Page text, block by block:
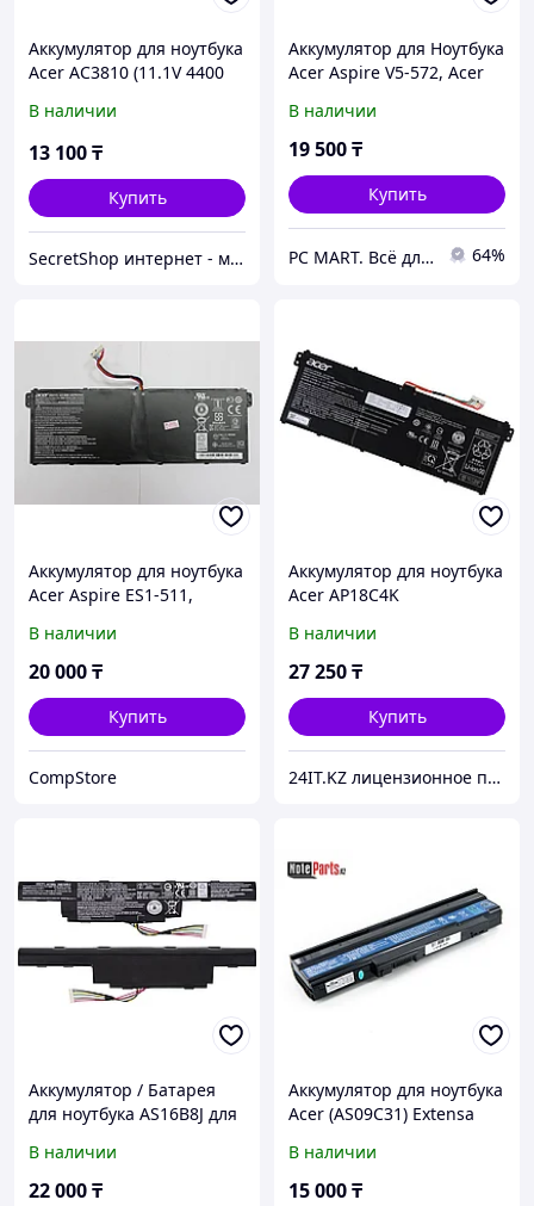
Аккумулятор для ноутбука
Acer AC3810 (11.1V 4400
В наличии
13 100₸
Купить
SecretShop интернет - магазин Все для ноутбуков и фотоаппаратов и смартфонов
Аккумулятор для Ноутбука
Acer Aspire V5-572, Acer
В наличии
19 500₸
Купить
PC MART. Всё для ноутбука 64%
Аккумулятор для ноутбука
Acer Aspire ES1-511,
В наличии
20 000₸
Купить
CompStore
Аккумулятор для ноутбука
Acer AP18C4K
В наличии
27 250₸
Купить
24IT.KZ лицензионное программное обеспечение и комплектующие для ноутбуков
Аккумулятор / Батарея
для ноутбука AS16B8J для
573 10.95v 5600mAh
ORIGINAL
В наличии
22 000₸
Аккумулятор для ноутбука
Acer (AS09C31) Extensa
В наличии
15 000₸